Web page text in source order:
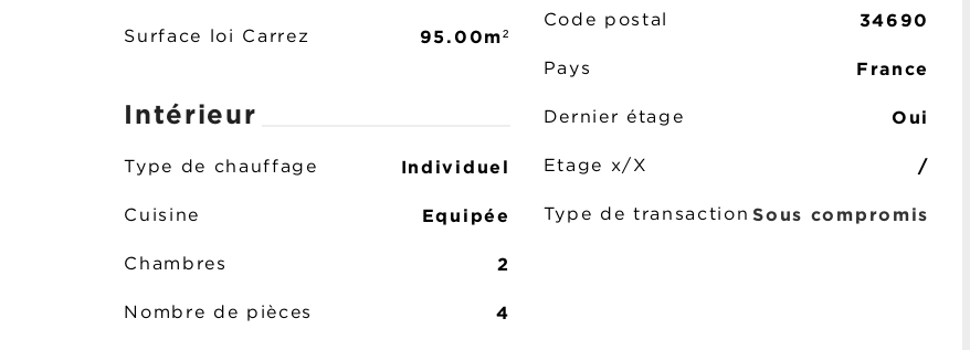
Surface loi Carrez 95.00m²
Intérieur
Type de chauffage Individuel
Cuisine Equipée
Chambres 2
Nombre de pièces 4
Code postal 34690
Pays France
Dernier étage Oui
Etage x/X /
Type de transaction Sous compromis